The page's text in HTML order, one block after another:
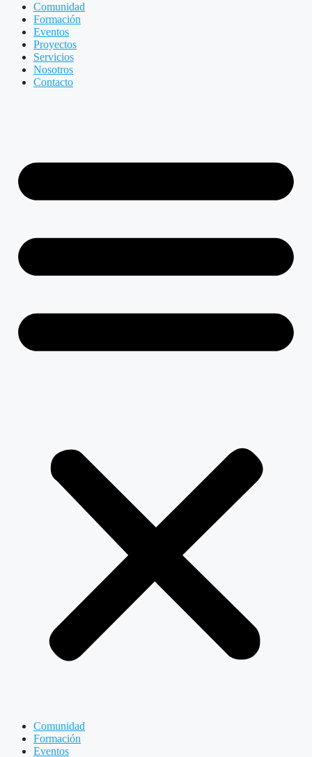
Comunidad
Formación
Eventos
Proyectos
Servicios
Nosotros
Contacto
Comunidad
Formación
Eventos